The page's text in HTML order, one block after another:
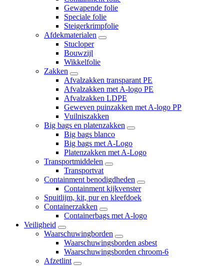
Gewapende folie
Speciale folie
Steigerkrimpfolie
Afdekmaterialen
Stucloper
Bouwzijl
Wikkelfolie
Zakken
Afvalzakken transparant PE
Afvalzakken met A-logo PE
Afvalzakken LDPE
Geweven puinzakken met A-logo PP
Vuilniszakken
Big bags en platenzakken
Big bags blanco
Big bags met A-Logo
Platenzakken met A-Logo
Transportmiddelen
Transportvat
Containment benodigdheden
Containment kijkvenster
Spuitlijm, kit, pur en kleefdoek
Containerzakken
Containerbags met A-logo
Veiligheid
Waarschuwingborden
Waarschuwingsborden asbest
Waarschuwingsborden chroom-6
Afzetlint